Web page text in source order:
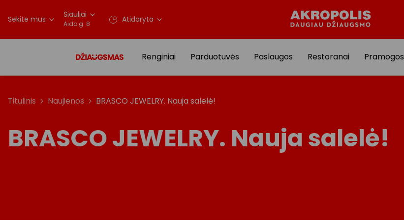
Sekite mus Šiauliai
Aido g. 8 Atidaryta
Renginiai Parduotuvės Paslaugos Restoranai Pramogos
Titulinis Naujienos BRASCO JEWELRY. Nauja salelė!
BRASCO JEWELRY. Nauja salelė!